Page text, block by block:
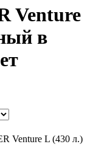
Venture
в
Venture L (430 л.)